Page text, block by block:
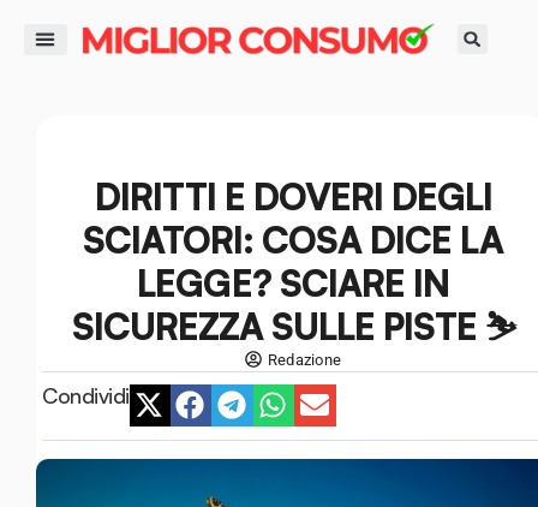
DIRITTI E DOVERI DEGLI
SCIATORI: COSA DICE LA
LEGGE? SCIARE IN
SICUREZZA SULLE PISTE ⛷️
Redazione
Condividi